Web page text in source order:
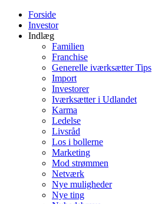
Forside
Investor
Indlæg
Familien
Franchise
Generelle iværksætter Tips
Import
Investorer
Iværksætter i Udlandet
Karma
Ledelse
Livsråd
Los i bollerne
Marketing
Mod strømmen
Netværk
Nye muligheder
Nye ting